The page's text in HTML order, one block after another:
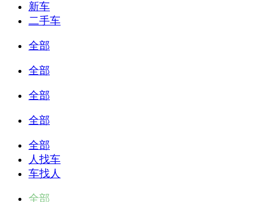
新车
二手车
全部
全部
全部
全部
全部
人找车
车找人
全部